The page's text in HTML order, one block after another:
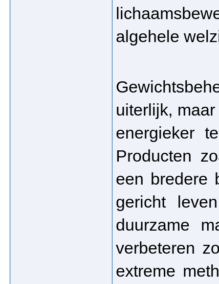
algehele
uiterlijk,
energieker
Producten
een bredere
gericht
duurzame
verbeteren
extreme